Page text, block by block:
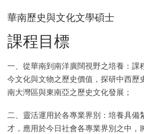
華南歷史與文化文學碩士
課程目標
一、從華南到南洋廣闊視野之培養：課
今文化與文物之歷史價值，探研中西歷
南大灣區與東南亞之歷史文化發展；
二、靈活運用於各專業界別：培養具備
才，應用於今日社會各專業界別之中，